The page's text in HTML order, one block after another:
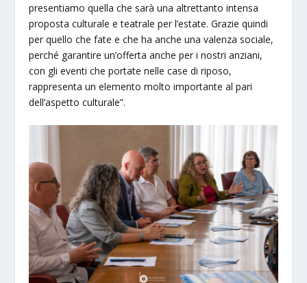
presentiamo quella che sarà una altrettanto intensa
proposta culturale e teatrale per l’estate. Grazie quindi
per quello che fate e che ha anche una valenza sociale,
perché garantire un’offerta anche per i nostri anziani,
con gli eventi che portate nelle case di riposo,
rappresenta un elemento molto importante al pari
dell’aspetto culturale”.